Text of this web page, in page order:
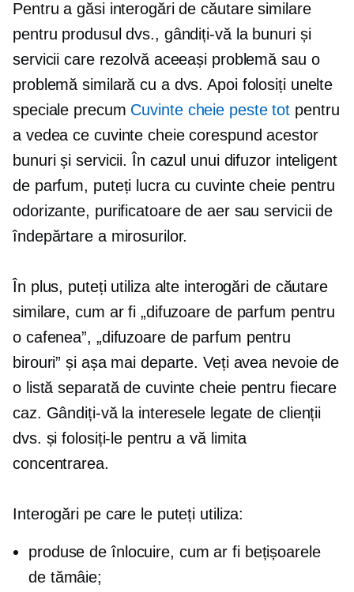
Pentru a găsi interogări de căutare similare
pentru produsul dvs., gândiți-vă la bunuri și
servicii care rezolvă aceeași problemă sau o
problemă similară cu a dvs. Apoi folosiți unelte
speciale precum Cuvinte cheie peste tot pentru
a vedea ce cuvinte cheie corespund acestor
bunuri și servicii. În cazul unui difuzor inteligent
de parfum, puteți lucra cu cuvinte cheie pentru
odorizante, purificatoare de aer sau servicii de
îndepărtare a mirosurilor.
În plus, puteți utiliza alte interogări de căutare
similare, cum ar fi „difuzoare de parfum pentru
o cafenea”, „difuzoare de parfum pentru
birouri” și așa mai departe. Veți avea nevoie de
o listă separată de cuvinte cheie pentru fiecare
caz. Gândiți-vă la interesele legate de clienții
dvs. și folosiți-le pentru a vă limita
concentrarea.
Interogări pe care le puteți utiliza:
produse de înlocuire, cum ar fi bețișoarele
de tămâie;